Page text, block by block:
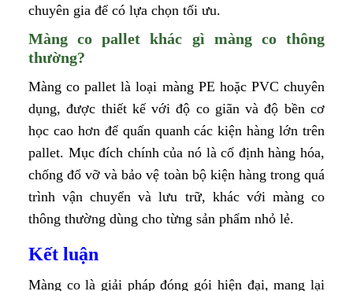
chuyên gia để có lựa chọn tối ưu.
Màng co pallet khác gì màng co thông
thường?
Màng co pallet là loại màng PE hoặc PVC chuyên
dụng, được thiết kế với độ co giãn và độ bền cơ
học cao hơn để quấn quanh các kiện hàng lớn trên
pallet. Mục đích chính của nó là cố định hàng hóa,
chống đổ vỡ và bảo vệ toàn bộ kiện hàng trong quá
trình vận chuyển và lưu trữ, khác với màng co
thông thường dùng cho từng sản phẩm nhỏ lẻ.
Kết luận
Màng co là giải pháp đóng gói hiện đại, mang lại